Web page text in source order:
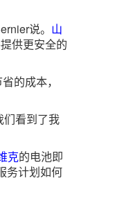
说。 山
供更安全的
的成本，
们看到了我
克的电池即
务计划如何